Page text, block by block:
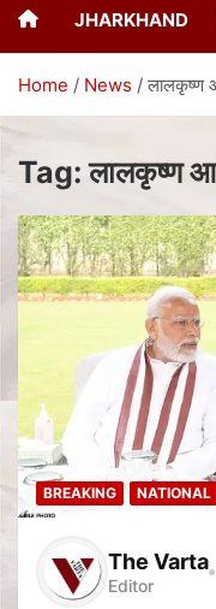
JHARKHAND
Home News लालकृष्ण
Tag:लालकृष्ण
BREAKING NATIONAL
The Varta
Editor